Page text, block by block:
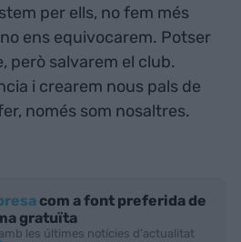
per ells, no fem més
ens equivocarem. Potser
però salvarem el club.
i crearem nous pals de
només som nosaltres.
com a font preferida de
gratuïta
les últimes notícies d'actualitat